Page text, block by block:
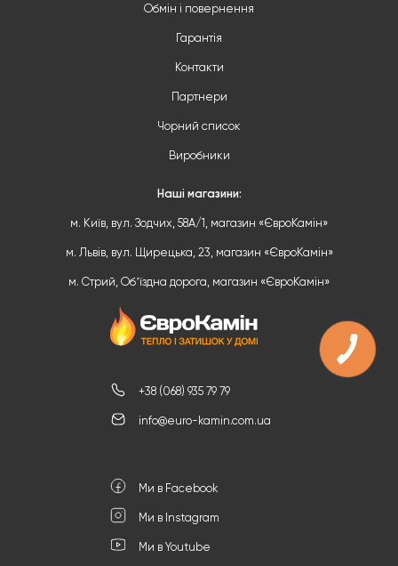
+38 (068) 935 79 79
info@euro-kamin.com.ua
Ми в Facebook
Ми в Instagram
Ми в Youtube
Обмін і повернення
Гарантія
Контакти
Партнери
Чорний список
Виробники
Наші магазини:
м. Київ, вул. Зодчих, 58А/1, магазин «ЄвроКамін»
м. Львів, вул. Щирецька, 23, магазин «ЄвроКамін»
м. Стрий, Обʼїздна дорога, магазин «ЄвроКамін»